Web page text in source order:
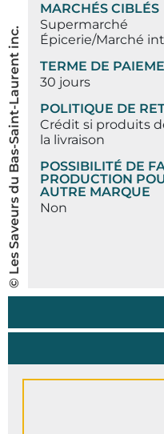
© Les Saveurs du Bas-Saint-Laurent inc.
MARCHÉS CIBLÉS
Supermarché
Épicerie/Marché
TERME DE
30 jours
POLITIQUE DE
Crédit si produits
la livraison
POSSIBILITÉ DE
PRODUCTION
AUTRE MARQUE
Non